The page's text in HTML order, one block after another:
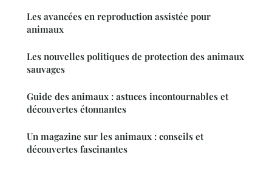
Les avancées en reproduction assistée pour
animaux
Les nouvelles politiques de protection des animaux
sauvages
Guide des animaux : astuces incontournables et
découvertes étonnantes
Un magazine sur les animaux : conseils et
découvertes fascinantes